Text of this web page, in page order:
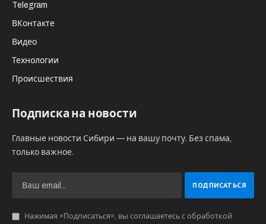
Telegram
ВКонтакте
Видео
Технологии
Происшествия
Подписка на новости
Главные новости Сибири — на вашу почту. Без спама,
только важное.
Нажимая «Подписаться», вы соглашаетесь с обработкой